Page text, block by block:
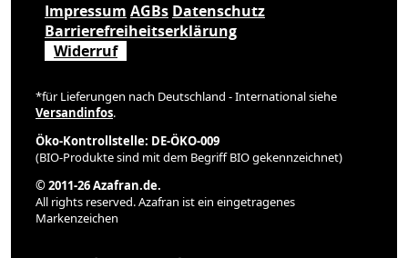
Impressum AGBs Datenschutz
Barrierefreiheitserklärung
Widerruf
*für Lieferungen nach Deutschland - International siehe
Versandinfos.
Öko-Kontrollstelle: DE-ÖKO-009
(BIO-Produkte sind mit dem Begriff BIO gekennzeichnet)
© 2011-26 Azafran.de.
All rights reserved. Azafran ist ein eingetragenes
Markenzeichen